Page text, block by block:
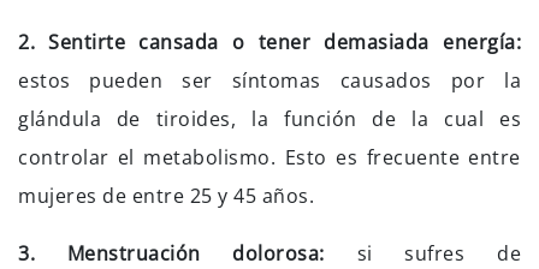
2. Sentirte cansada o tener demasiada energía:
estos pueden ser síntomas causados por la
glándula de tiroides, la función de la cual es
controlar el metabolismo. Esto es frecuente entre
mujeres de entre 25 y 45 años.
3. Menstruación dolorosa: si sufres de